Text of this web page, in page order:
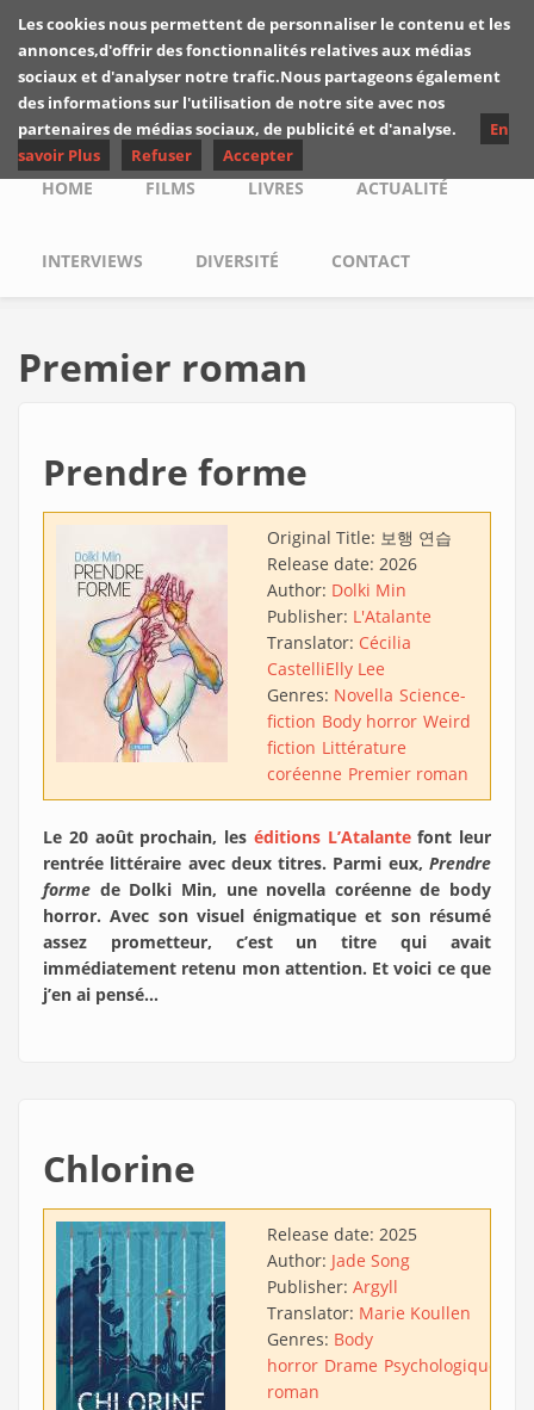
Skip to main content
Les critiques de
Yuyine
Main menu
HOME FILMS LIVRES ACTUALITÉ
INTERVIEWS DIVERSITÉ CONTACT
Premier roman
Prendre forme
Original Title: 보행 연습
Release date: 2026
Author: Dolki Min
Publisher: L'Atalante
Translator: Cécilia
CastelliElly Lee
Genres: Novella Science-
fiction Body horror Weird
fiction Littérature
coréenne Premier roman
Le 20 août prochain, les éditions L’Atalantefont leur
rentrée littéraire avec deux titres. Parmi eux, Prendre
forme de Dolki Min, une novella coréenne de body
horror. Avec son visuel énigmatique et son résumé
assez prometteur, c’est un titre qui avait
immédiatement retenu mon attention. Et voici ce que
j’en ai pensé…
Chlorine
Release date: 2025
Author: Jade Song
Publisher: Argyll
Translator: Marie Koullen
Genres: Body
horror Drame Psychologique
roman
Les cookies nous permettent de personnaliser le contenu et les
annonces,d'offrir des fonctionnalités relatives aux médias
sociaux et d'analyser notre trafic.Nous partageons également
des informations sur l'utilisation de notre site avec nos
partenaires de médias sociaux, de publicité et d'analyse.
En
savoir Plus
Refuser Accepter